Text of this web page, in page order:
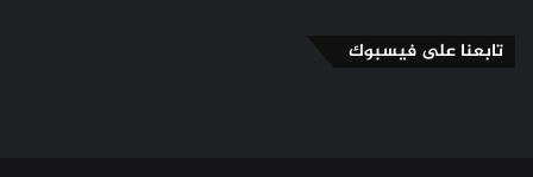
تابعنا على فيسبوك